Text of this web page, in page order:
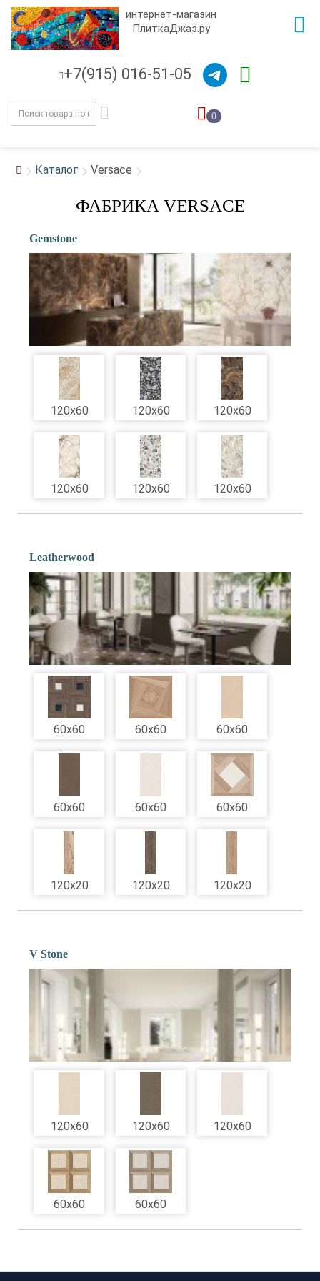
интернет-магазин
ПлиткаДжаз.ру
+7(915) 016-51-05
0
Каталог Versace
ФАБРИКА VERSACE
Gemstone
120x60 120x60 120x60
120x60 120x60 120x60
Leatherwood
60x60 60x60 60x60
60x60 60x60 60x60
120x20 120x20 120x20
V Stone
120x60 120x60 120x60
60x60 60x60